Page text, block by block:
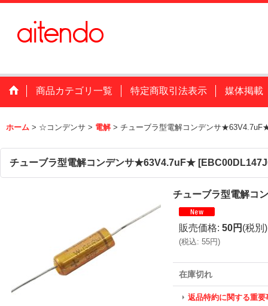
商品カテゴリ一覧 特定商取引法表示 媒体掲載
ホーム > ☆コンデンサ > 電解 > チューブラ型電解コンデンサ
チューブラ型電解コンデンサ★63V4.7uF★ [
チューブラ型電解コ
販売価格: 50円 (税別)
(税込: 55円)
在庫切れ
返品特約に関する重要